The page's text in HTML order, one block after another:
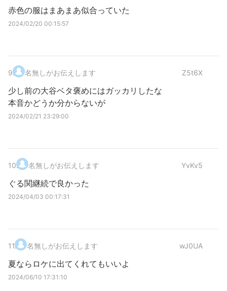
赤色の服はまあまあ似合っていた
2024/02/20 00:15:57
9. 名無しがお伝えします Z5t6X
少し前の大谷ベタ褒めにはガッカリしたな
本音かどうか分からないが
2024/02/21 23:29:00
10. 名無しがお伝えします YvKv5
ぐる関継続で良かった
2024/04/03 00:17:31
11. 名無しがお伝えします wJ0UA
夏ならロケに出てくれてもいいよ
2024/06/10 17:31:10